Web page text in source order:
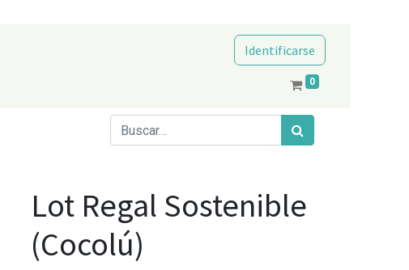
Identificarse
0
Lot Regal Sostenible
(Cocolú)